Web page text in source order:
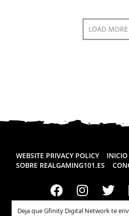
Deja que Gfinity Digital Network te
LOAD MORE
WEBSITE PRIVACY POLICY
INICIO
SOBRE REALGAMING101.ES